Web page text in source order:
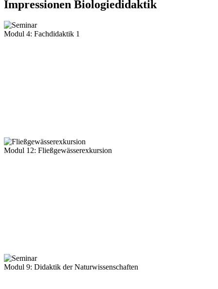
Impressionen Biologiedidaktik
Modul 4: Fachdidaktik 1
Modul 12: Fließgewässerexkursion
Modul 9: Didaktik der Naturwissenschaften